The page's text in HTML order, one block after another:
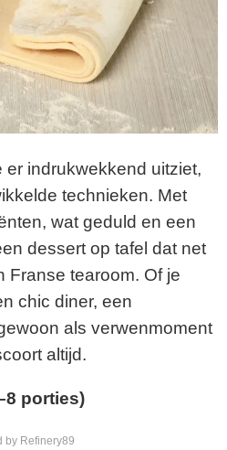
er indrukwekkend uitziet,
technieken. Met
wat geduld en een
dessert op tafel dat net
Franse tearoom. Of je
chic diner, een
als verwenmoment
altijd.
porties)
by Refinery89